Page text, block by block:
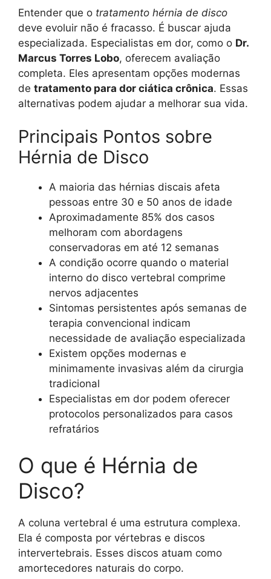
Entender que o tratamento hérnia de disco
deve evoluir não é fracasso. É buscar ajuda
especializada. Especialistas em dor, como o Dr.
Marcus Torres Lobo, oferecem avaliação
completa. Eles apresentam opções modernas
de tratamento para dor ciática crônica. Essas
alternativas podem ajudar a melhorar sua vida.
Principais Pontos sobre
Hérnia de Disco
A maioria das hérnias discais afeta
pessoas entre 30 e 50 anos de idade
Aproximadamente 85% dos casos
melhoram com abordagens
conservadoras em até 12 semanas
A condição ocorre quando o material
interno do disco vertebral comprime
nervos adjacentes
Sintomas persistentes após semanas de
terapia convencional indicam
necessidade de avaliação especializada
Existem opções modernas e
minimamente invasivas além da cirurgia
tradicional
Especialistas em dor podem oferecer
protocolos personalizados para casos
refratários
O que é Hérnia de
Disco?
A coluna vertebral é uma estrutura complexa.
Ela é composta por vértebras e discos
intervertebrais. Esses discos atuam como
amortecedores naturais do corpo.